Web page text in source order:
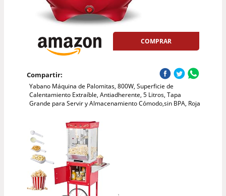
COMPRAR
Compartir:
Yabano Máquina de Palomitas, 800W, Superficie de
Calentamiento Extraíble, Antiadherente, 5 Litros, Tapa
Grande para Servir y Almacenamiento Cómodo,sin BPA, Roja